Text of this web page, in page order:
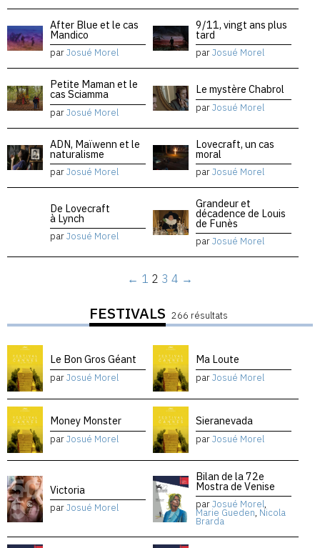
After Blue et le cas
Mandico
parJosué Morel
9/11, vingt ans plus
tard
parJosué Morel
Petite Maman et le
cas Sciamma
parJosué Morel
Le mystère Chabrol
parJosué Morel
ADN, Maïwenn et le
naturalisme
parJosué Morel
Lovecraft, un cas
moral
parJosué Morel
De Lovecraft
à Lynch
parJosué Morel
Grandeur et
décadence de Louis
de Funès
parJosué Morel
← 1 2 3 4 →
FESTIVALS 266 résultats
Le Bon Gros Géant
parJosué Morel
Ma Loute
parJosué Morel
Money Monster
parJosué Morel
Sieranevada
parJosué Morel
Victoria
parJosué Morel
Bilan de la 72e
Mostra de Venise
parJosué Morel,
Marie Gueden, Nicola
Brarda